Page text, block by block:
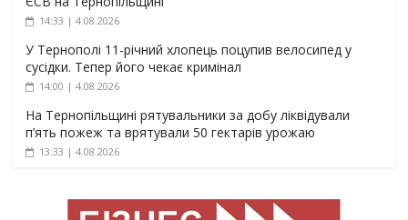
14:33 | 4.08.2026
У Тернополі 11-річний хлопець поцупив велосипед у
сусідки. Тепер його чекає кримінал
14:00 | 4.08.2026
На Тернопільщині рятувальники за добу ліквідували
п’ять пожеж та врятували 50 гектарів урожаю
13:33 | 4.08.2026